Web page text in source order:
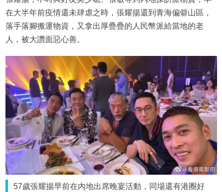
在大半年前疫情還未肆虐之時，張耀揚還到青海偏僻山區，
落手落腳搬運物資，又拿出厚疊疊的人民幣派給當地的老
人，被大讚面惡心善。
57歲張耀揚早前在內地出席晚宴活動，同場還有港圈好